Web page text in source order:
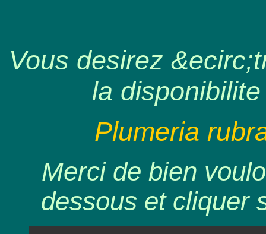
Vous desirez
la
Plumeria
Merci de bien
dessous et cliquer